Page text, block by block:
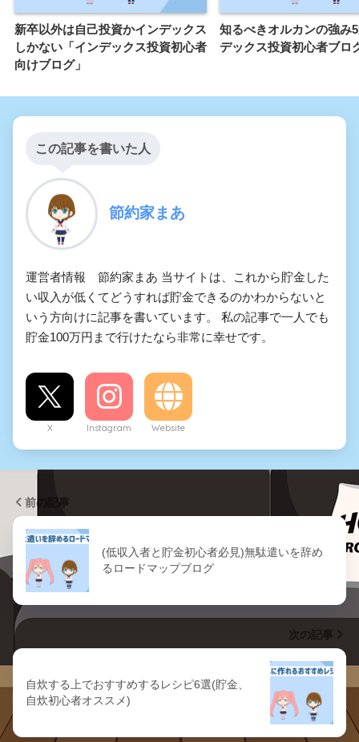
新卒以外は自己投資かインデックス
しかない「インデックス投資初心者
向けブログ」
知るべきオルカンの強み
デックス投資初心者ブロ
この記事を書いた人
節約家まあ
運営者情報 節約家まあ 当サイトは、これから貯金した
い収入が低くてどうすれば貯金できるのかわからないと
いう方向けに記事を書いています。 私の記事で一人でも
貯金100万円まで行けたなら非常に幸せです。
X Instagram Website
前の記事
(低収入者と貯金初心者必見)無駄遣いを辞め
るロードマップブログ
次の記事
自炊する上でおすすめするレシピ6選(貯金、
自炊初心者オススメ)